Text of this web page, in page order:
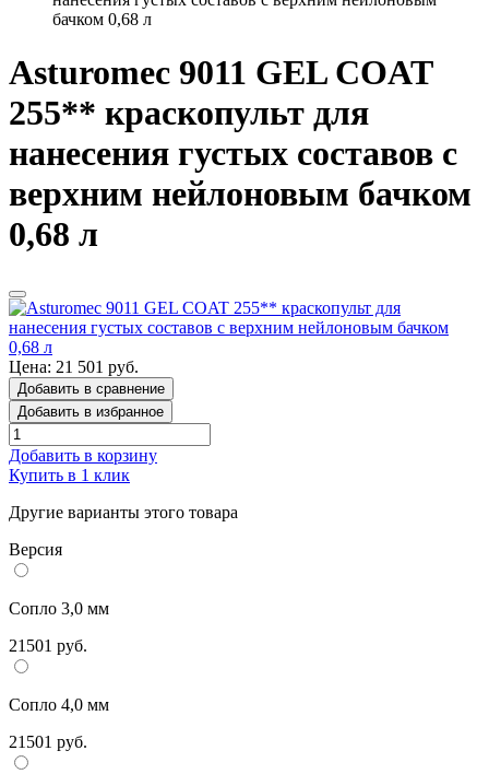
бачком 0,68 л
Asturomec 9011 GEL COAT
255** краскопульт для
нанесения густых составов с
верхним нейлоновым бачком
0,68 л
Цена: 21 501 руб.
Добавить в сравнение
Добавить в избранное
Добавить в корзину
Купить в 1 клик
Другие варианты этого товара
Версия
Сопло 3,0 мм
21501 руб.
Сопло 4,0 мм
21501 руб.